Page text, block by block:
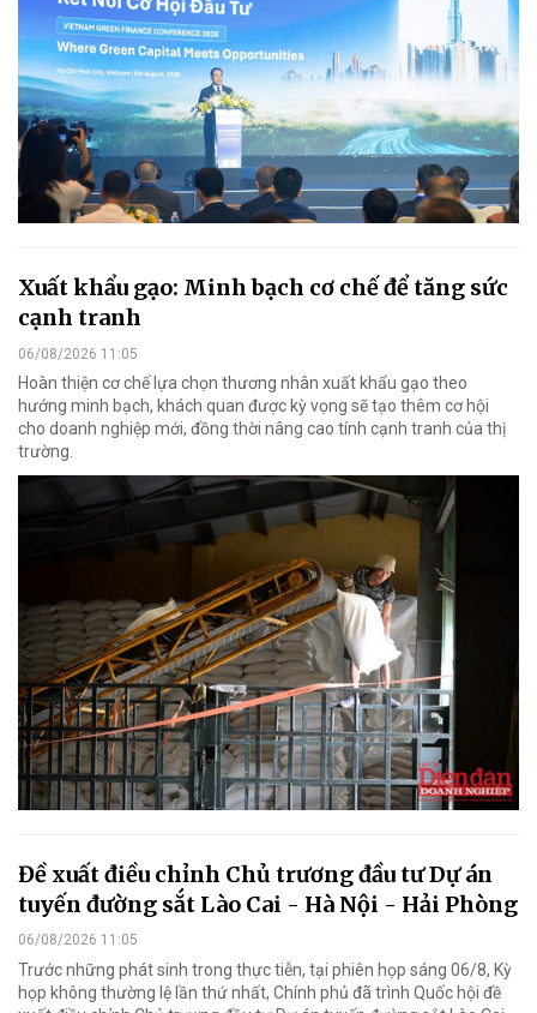
Xuất khẩu gạo: Minh bạch cơ chế để tăng sức
cạnh tranh
06/08/2026 11:05
Hoàn thiện cơ chế lựa chọn thương nhân xuất khẩu gạo theo
hướng minh bạch, khách quan được kỳ vọng sẽ tạo thêm cơ hội
cho doanh nghiệp mới, đồng thời nâng cao tính cạnh tranh của thị
trường.
Đề xuất điều chỉnh Chủ trương đầu tư Dự án
tuyến đường sắt Lào Cai - Hà Nội - Hải Phòng
06/08/2026 11:05
Trước những phát sinh trong thực tiễn, tại phiên họp sáng 06/8, Kỳ
họp không thường lệ lần thứ nhất, Chính phủ đã trình Quốc hội đề